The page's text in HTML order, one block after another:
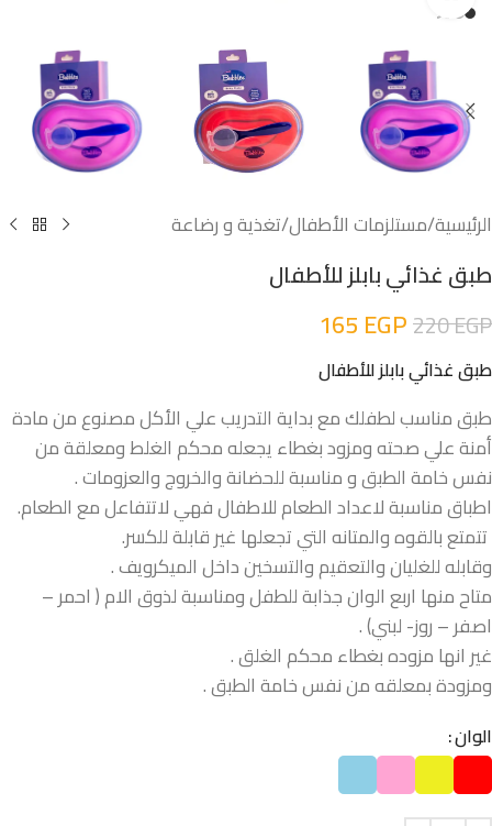
الرئيسية/مستلزمات الأطفال/تغذية و رضاعة
طبق غذائي بابلز للأطفال
220EGP
165EGP
طبق غذائي بابلز للأطفال
طبق مناسب لطفلك مع بداية التدريب علي الأكل مصنوع من مادة
أمنة علي صحته ومزود بغطاء يجعله محكم الغلط ومعلقة من
نفس خامة الطبق و مناسبة للحضانة والخروج والعزومات .
اطباق مناسبة لاعداد الطعام للاطفال فهي لاتتفاعل مع الطعام.
تتمتع بالقوه والمتانه التي تجعلها غير قابلة للكسر.
وقابله للغليان والتعقيم والتسخين داخل الميكرويف .
متاح منها اربع الوان جذابة للطفل ومناسبة لذوق الام ( احمر –
اصفر – روز- لبني) .
غير انها مزوده بغطاء محكم الغلق .
ومزودة بمعلقه من نفس خامة الطبق .
الوان